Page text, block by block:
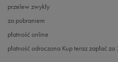
przelew zwykły
za pobraniem
płatność online
płatność odroczona Kup teraz zapłać